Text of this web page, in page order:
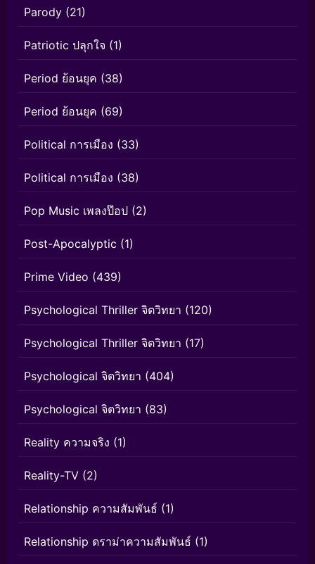
Parody (21)
Patriotic ปลุกใจ (1)
Period ย้อนยุค (38)
Period ย้อนยุค (69)
Political การเมือง (33)
Political การเมือง (38)
Pop Music เพลงป๊อป (2)
Post-Apocalyptic (1)
Prime Video (439)
Psychological Thriller จิตวิทยา (120)
Psychological Thriller จิตวิทยา (17)
Psychological จิตวิทยา (404)
Psychological จิตวิทยา (83)
Reality ความจริง (1)
Reality-TV (2)
Relationship ความสัมพันธ์ (1)
Relationship ดราม่าความสัมพันธ์ (1)